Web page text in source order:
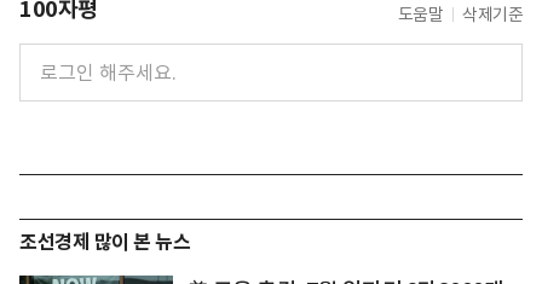
100자평 도움말 삭제기준
조선경제 많이 본 뉴스